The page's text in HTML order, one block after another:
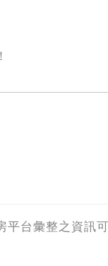
平台彙整之資訊